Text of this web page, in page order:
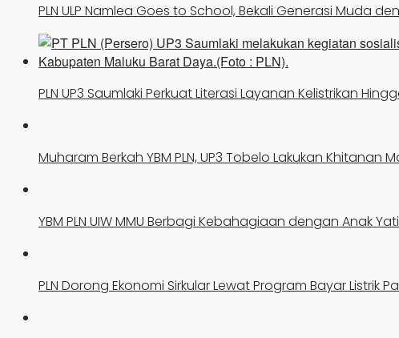
PLN ULP Namlea Goes to School, Bekali Generasi Muda
PLN UP3 Saumlaki Perkuat Literasi Layanan Kelistrikan
Muharam Berkah YBM PLN, UP3 Tobelo Lakukan Khitanan
YBM PLN UIW MMU Berbagi Kebahagiaan dengan Anak
PLN Dorong Ekonomi Sirkular Lewat Program Bayar Listrik